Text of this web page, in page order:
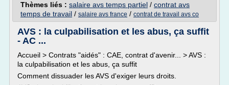
Thèmes liés : salaire avs temps partiel / contrat avs
temps de travail / salaire avs france / contrat de travail avs co
AVS : la culpabilisation et les abus, ça suffit
- AC ...
Accueil > Contrats "aidés" : CAE, contrat d'avenir... > AVS :
la culpabilisation et les abus, ça suffit
Comment dissuader les AVS d'exiger leurs droits.